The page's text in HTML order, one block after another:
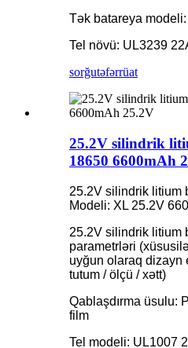
Tək batareya
Tel növü: UL3239
sorğutəfərrüat
25.2V silindrik
18650 6600mAh
25.2V silindrik litium
Modeli: XL 25.2V
25.2V silindrik litium
parametrləri
uyğun olaraq dizayn
tutum / ölçü / xətt)
Qablaşdırma üsulu:
film
Tel modeli: UL1007